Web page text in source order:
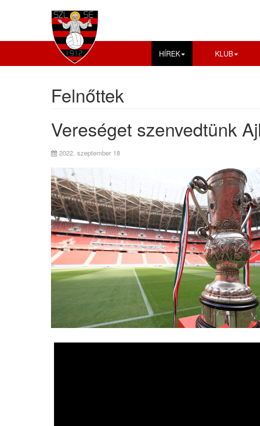
HÍREK KLUB
Felnőttek
Vereséget szenvedtünk
2022. szeptember 18